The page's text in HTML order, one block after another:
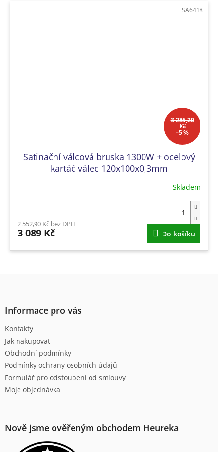
3 285,20
Kč
–5 %
Satinační válcová bruska 1300W + ocelový
kartáč válec 120x100x0,3mm
Skladem
2 552,90 Kč bez DPH
3 089 Kč Do košíku
SA6418
Informace pro vás
Kontakty
Jak nakupovat
Obchodní podmínky
Podmínky ochrany osobních údajů
Formulář pro odstoupení od smlouvy
Moje objednávka
Nově jsme ověřeným obchodem Heureka